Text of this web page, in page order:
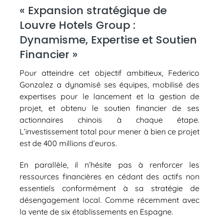
« Expansion stratégique de
Louvre Hotels Group :
Dynamisme, Expertise et Soutien
Financier »
Pour atteindre cet objectif ambitieux, Federico
Gonzalez a dynamisé ses équipes, mobilisé des
expertises pour le lancement et la gestion de
projet, et obtenu le soutien financier de ses
actionnaires chinois à chaque étape.
L’investissement total pour mener à bien ce projet
est de 400 millions d’euros.
En parallèle, il n’hésite pas à renforcer les
ressources financières en cédant des actifs non
essentiels conformément à sa stratégie de
désengagement local. Comme récemment avec
la vente de six établissements en Espagne.